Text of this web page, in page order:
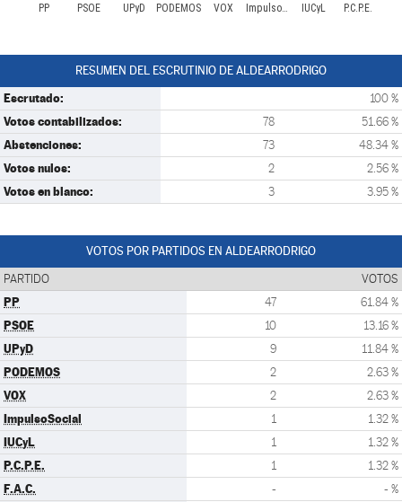
PP PSOE UPyD PODEMOS VOX ImpulsoSocial IUCyL P.C.P.E.
RESUMEN DEL ESCRUTINIO DE ALDEARRODRIGO
Escrutado: 100 %
Votos contabilizados: 78 51.66 %
Abstenciones: 73 48.34 %
Votos nulos: 2 2.56 %
Votos en blanco: 3 3.95 %
VOTOS POR PARTIDOS EN ALDEARRODRIGO
PARTIDO VOTOS
PP 47 61.84 %
PSOE 10 13.16 %
UPyD 9 11.84 %
PODEMOS 2 2.63 %
VOX 2 2.63 %
ImpulsoSocial 1 1.32 %
IUCyL 1 1.32 %
P.C.P.E. 1 1.32 %
F.A.C. - - %